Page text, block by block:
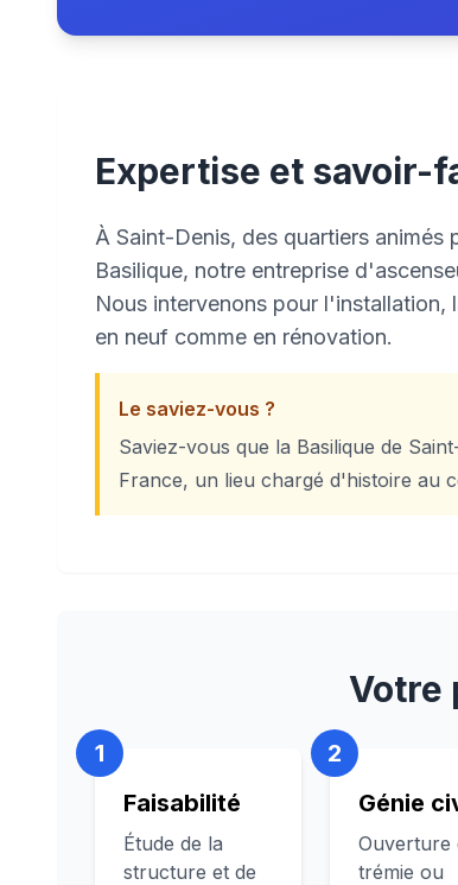
Expertise et savoir-
À Saint-Denis, des quartiers animés
Basilique, notre entreprise
Nous intervenons pour l'installation,
en neuf comme en rénovation.
Le saviez-vous ?
Saviez-vous que la Basilique de
France, un lieu chargé d'histoire au
Votre
1
Faisabilité
Étude de la
structure et de
2
Génie
Ouverture
trémie ou